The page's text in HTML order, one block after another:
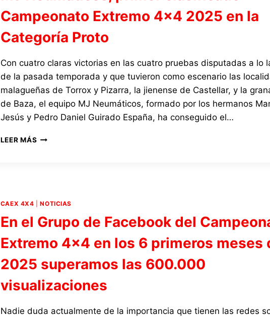
Campeonato Extremo 4×4 2025 en la
Categoría Proto
Con cuatro claras victorias en las cuatro pruebas disputadas a lo
de la pasada temporada y que tuvieron como escenario las
malagueñas de Torrox y Pizarra, la jienense de Castellar, y la
de Baza, el equipo MJ Neumáticos, formado por los hermanos
Jesús y Pedro Daniel Guirado España, ha conseguido el…
LEER MÁS MJ
4×4
EN
CATEGORÍA
CAEX 4X4 |NOTICIAS
En el Grupo de Facebook del
Extremo 4×4 en los 6 primeros meses
2025 superamos las 600.000
visualizaciones
Nadie duda actualmente de la importancia que tienen las redes